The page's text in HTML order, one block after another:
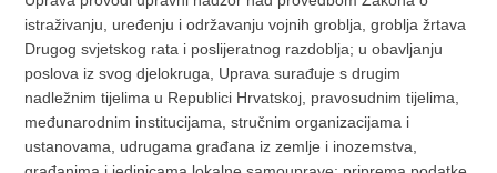
istraživanju, uređenju i održavanju vojnih groblja, groblja žrtava
Drugog svjetskog rata i poslijeratnog razdoblja; u obavljanju
poslova iz svog djelokruga, Uprava surađuje s drugim
nadležnim tijelima u Republici Hrvatskoj, pravosudnim tijelima,
međunarodnim institucijama, stručnim organizacijama i
ustanovama, udrugama građana iz zemlje i inozemstva,